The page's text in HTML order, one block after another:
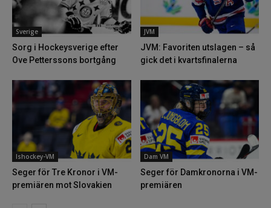
Sverige
Sorg i Hockeysverige efter
Ove Petterssons bortgång
JVM
JVM: Favoriten utslagen – så
gick det i kvartsfinalerna
Ishockey-VM
Seger för Tre Kronor i VM-
premiären mot Slovakien
Dam VM
Seger för Damkronorna i VM-
premiären